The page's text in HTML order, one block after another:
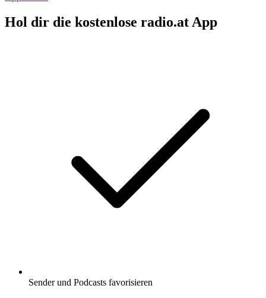
Hol dir die kostenlose radio.at App
Sender und Podcasts favorisieren